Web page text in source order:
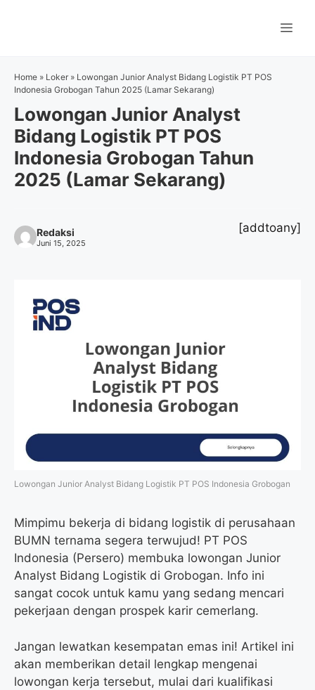
Home » Loker » Lowongan Junior Analyst Bidang Logistik PT POS
Indonesia Grobogan Tahun 2025 (Lamar Sekarang)
Lowongan Junior Analyst
Bidang Logistik PT POS
Indonesia Grobogan Tahun
2025 (Lamar Sekarang)
Redaksi
Juni 15, 2025
[addtoany]
Lowongan Junior Analyst Bidang Logistik PT POS Indonesia Grobogan
Mimpimu bekerja di bidang logistik di perusahaan
BUMN ternama segera terwujud! PT POS
Indonesia (Persero) membuka lowongan Junior
Analyst Bidang Logistik di Grobogan. Info ini
sangat cocok untuk kamu yang sedang mencari
pekerjaan dengan prospek karir cemerlang.
Jangan lewatkan kesempatan emas ini! Artikel ini
akan memberikan detail lengkap mengenai
lowongan kerja tersebut, mulai dari kualifikasi